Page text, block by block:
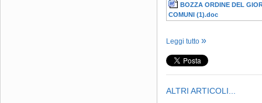
BOZZA ORDINE DEL
COMUNI (1).doc
Leggi tutto
ALTRI ARTICOLI...